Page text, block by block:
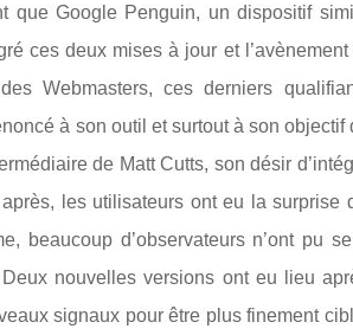
que Google Penguin, un dispositif
ces deux mises à jour et
Webmasters, ces derniers
à son outil et surtout à son objectif
de Matt Cutts, son désir
les utilisateurs ont eu la surprise
beaucoup d’observateurs n’ont pu
nouvelles versions ont eu lieu
signaux pour être plus finement